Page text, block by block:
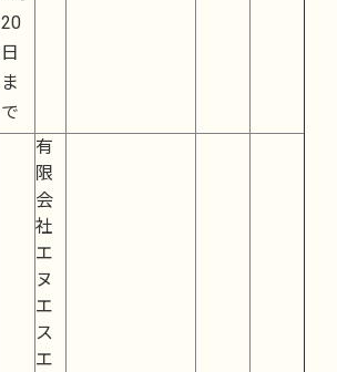
20
日
ま
で
有
限
会
社
エ
ヌ
エ
ス
エ